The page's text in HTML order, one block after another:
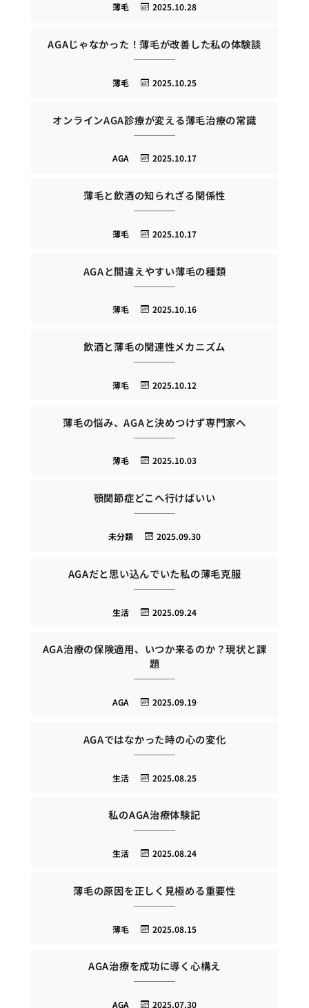
2025.10.28
薄毛
AGAじゃなかった！薄毛が改善した私の体験談
2025.10.25
薄毛
オンラインAGA診療が変える薄毛治療の常識
2025.10.17
AGA
薄毛と飲酒の知られざる関係性
2025.10.17
薄毛
AGAと間違えやすい薄毛の種類
2025.10.16
薄毛
飲酒と薄毛の関連性メカニズム
2025.10.12
薄毛
薄毛の悩み、AGAと決めつけず専門家へ
2025.10.03
薄毛
顎関節症どこへ行けばいい
2025.09.30
未分類
AGAだと思い込んでいた私の薄毛克服
2025.09.24
生活
AGA治療の保険適用、いつか来るのか？現状と課
題
2025.09.19
AGA
AGAではなかった時の心の変化
2025.08.25
生活
私のAGA治療体験記
2025.08.24
生活
薄毛の原因を正しく見極める重要性
2025.08.15
薄毛
AGA治療を成功に導く心構え
2025.07.30
AGA